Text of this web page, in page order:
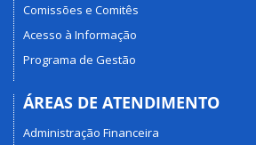
Comissões e Comitês
Acesso à Informação
Programa de Gestão
ÁREAS DE ATENDIMENTO
Administração Financeira